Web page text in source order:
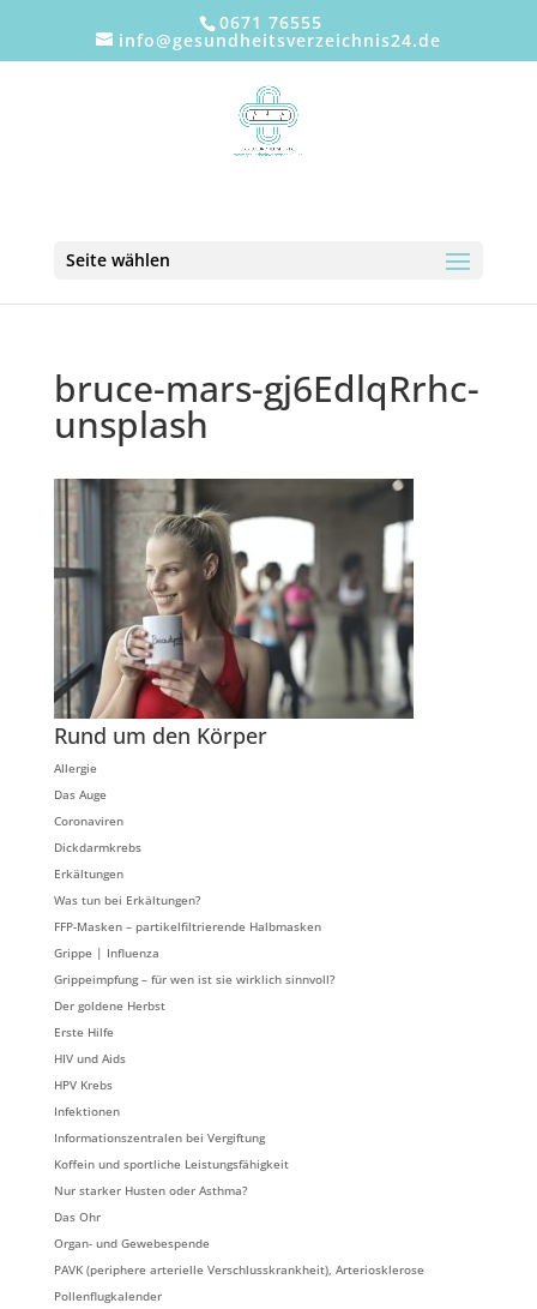
0671 76555
info@gesundheitsverzeichnis24.de
Seite wählen
bruce-mars-gj6EdlqRrhc-
unsplash
Rund um den Körper
Allergie
Das Auge
Coronaviren
Dickdarmkrebs
Erkältungen
Was tun bei Erkältungen?
FFP-Masken – partikelfiltrierende Halbmasken
Grippe | Influenza
Grippeimpfung – für wen ist sie wirklich sinnvoll?
Der goldene Herbst
Erste Hilfe
HIV und Aids
HPV Krebs
Infektionen
Informationszentralen bei Vergiftung
Koffein und sportliche Leistungsfähigkeit
Nur starker Husten oder Asthma?
Das Ohr
Organ- und Gewebespende
PAVK (periphere arterielle Verschlusskrankheit), Arteriosklerose
Pollenflugkalender